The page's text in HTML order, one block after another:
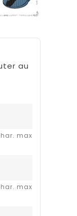
au
max
max